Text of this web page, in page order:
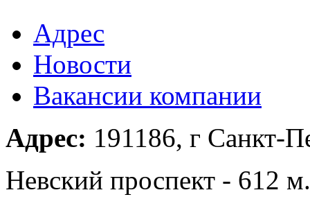
Адрес
Новости
Вакансии компании
Адрес: 191186, г Санкт-
Невский проспект - 612 м.